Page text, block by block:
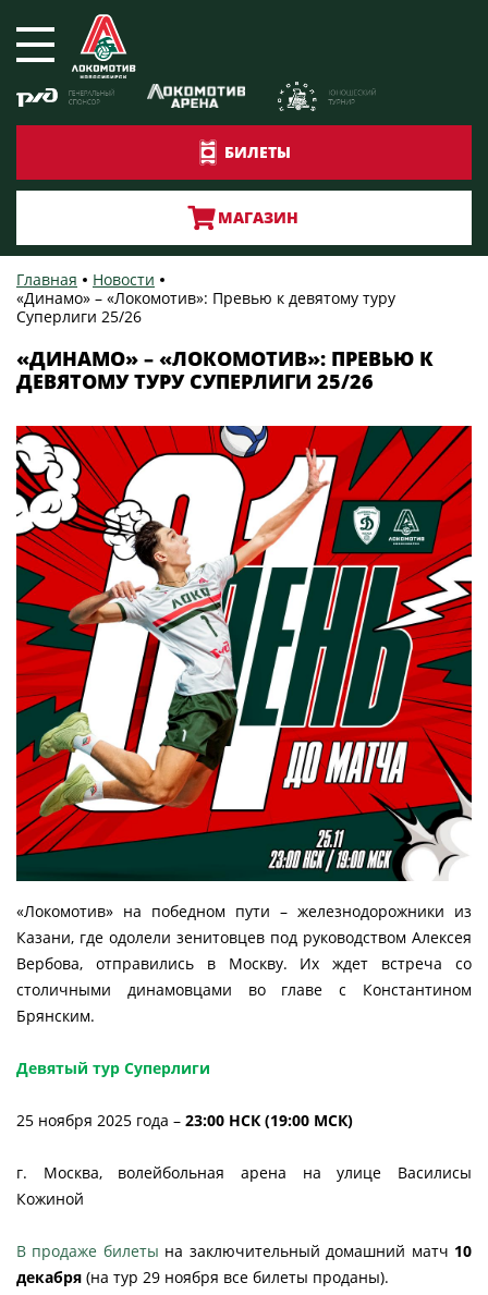
БИЛЕТЫ
МАГАЗИН
Главная
Новости
«Динамо» – «Локомотив»: Превью к девятому туру
Суперлиги 25/26
«ДИНАМО» – «ЛОКОМОТИВ»: ПРЕВЬЮ К
ДЕВЯТОМУ ТУРУ СУПЕРЛИГИ 25/26
«Локомотив» на победном пути – железнодорожники из
Казани, где одолели зенитовцев под руководством Алексея
Вербова, отправились в Москву. Их ждет встреча со
столичными динамовцами во главе с Константином
Брянским.
Девятый тур Суперлиги
25 ноября 2025 года – 23:00 НСК (19:00 МСК)
г. Москва, волейбольная арена на улице Василисы
Кожиной
В продаже билеты на заключительный домашний матч 10
декабря (на тур 29 ноября все билеты проданы).